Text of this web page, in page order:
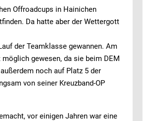
Offroadcups in Hainichen
Da hatte aber der Wettergott
der Teamklasse gewannen. Am
gewesen, da sie beim DEM
noch auf Platz 5 der
von seiner Kreuzband-OP
vor einigen Jahren war eine